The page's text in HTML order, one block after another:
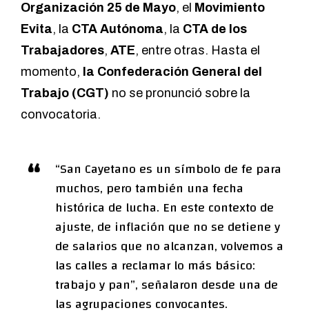
Organización 25 de Mayo, el Movimiento
Evita, la CTA Autónoma, la CTA de los
Trabajadores, ATE, entre otras. Hasta el
momento, la Confederación General del
Trabajo (CGT) no se pronunció sobre la
convocatoria.
“San Cayetano es un símbolo de fe para
muchos, pero también una fecha
histórica de lucha. En este contexto de
ajuste, de inflación que no se detiene y
de salarios que no alcanzan, volvemos a
las calles a reclamar lo más básico:
trabajo y pan”, señalaron desde una de
las agrupaciones convocantes.